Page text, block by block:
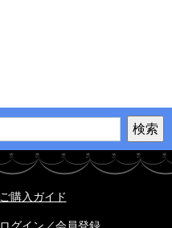
ご購入ガイド